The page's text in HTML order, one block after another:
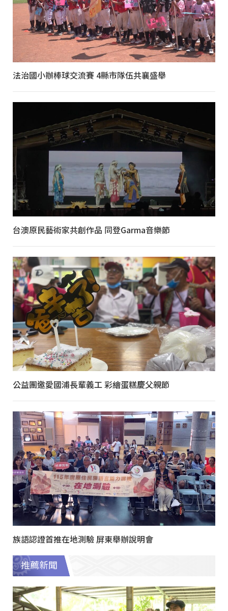
法治國小辦棒球交流賽 4縣市隊伍共襄盛舉
台澳原民藝術家共創作品 同登Garma音樂節
公益團邀愛國浦長輩義工 彩繪蛋糕慶父親節
族語認證首推在地測驗 屏東舉辦說明會
推薦新聞